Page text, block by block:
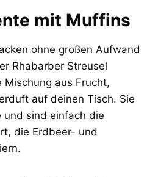
mit Muffins
ohne großen Aufwand
Rhabarber Streusel
aus Frucht,
auf deinen Tisch. Sie
und sind einfach die
die Erdbeer- und